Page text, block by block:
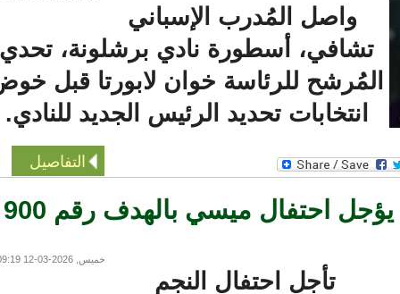
واصل المُدرب الإسباني
تشافي، أسطورة نادي برشلونة، تحدي
للرئاسة خوان لابورتا قبل خوض
انتخابات تحديد الرئيس الجديد للنادي.
التفاصيل
تعادل دون أهداف يؤجل احتفال ميسي بالهدف رقم 900
خميس, 2026-03-12 09:19
تأجل احتفال النجم